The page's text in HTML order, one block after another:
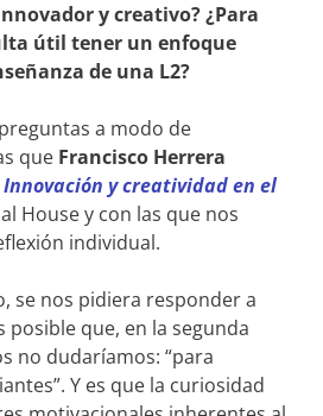
y creativo? ¿Para
útil tener un enfoque
de una L2?
a modo de
que Francisco Herrera
Innovación y creatividad en el
House y con las que nos
individual.
se nos pidiera responder a
posible que, en la segunda
no dudaríamos: “para
Y es que la curiosidad